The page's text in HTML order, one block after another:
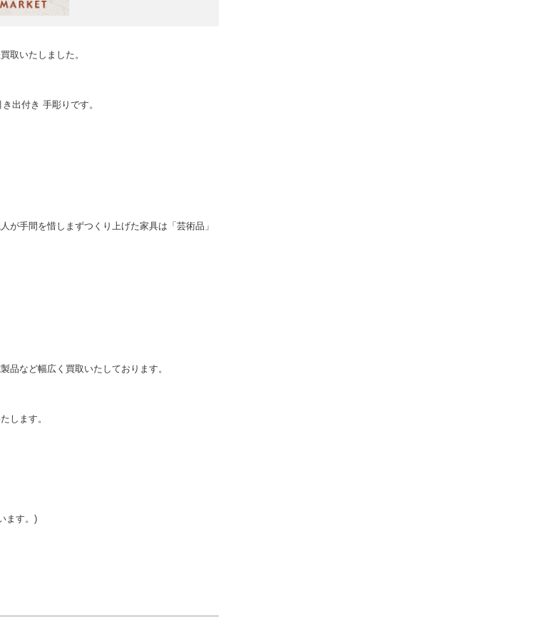
取いたしました。
出付き 手彫りです。
が手間を惜しまずつくり上げた家具は「芸術品」
品など幅広く買取いたしております。
します。
ます。)